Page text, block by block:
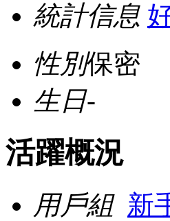
統計信息
性別保密
生日-
活躍概況
用戶組 新